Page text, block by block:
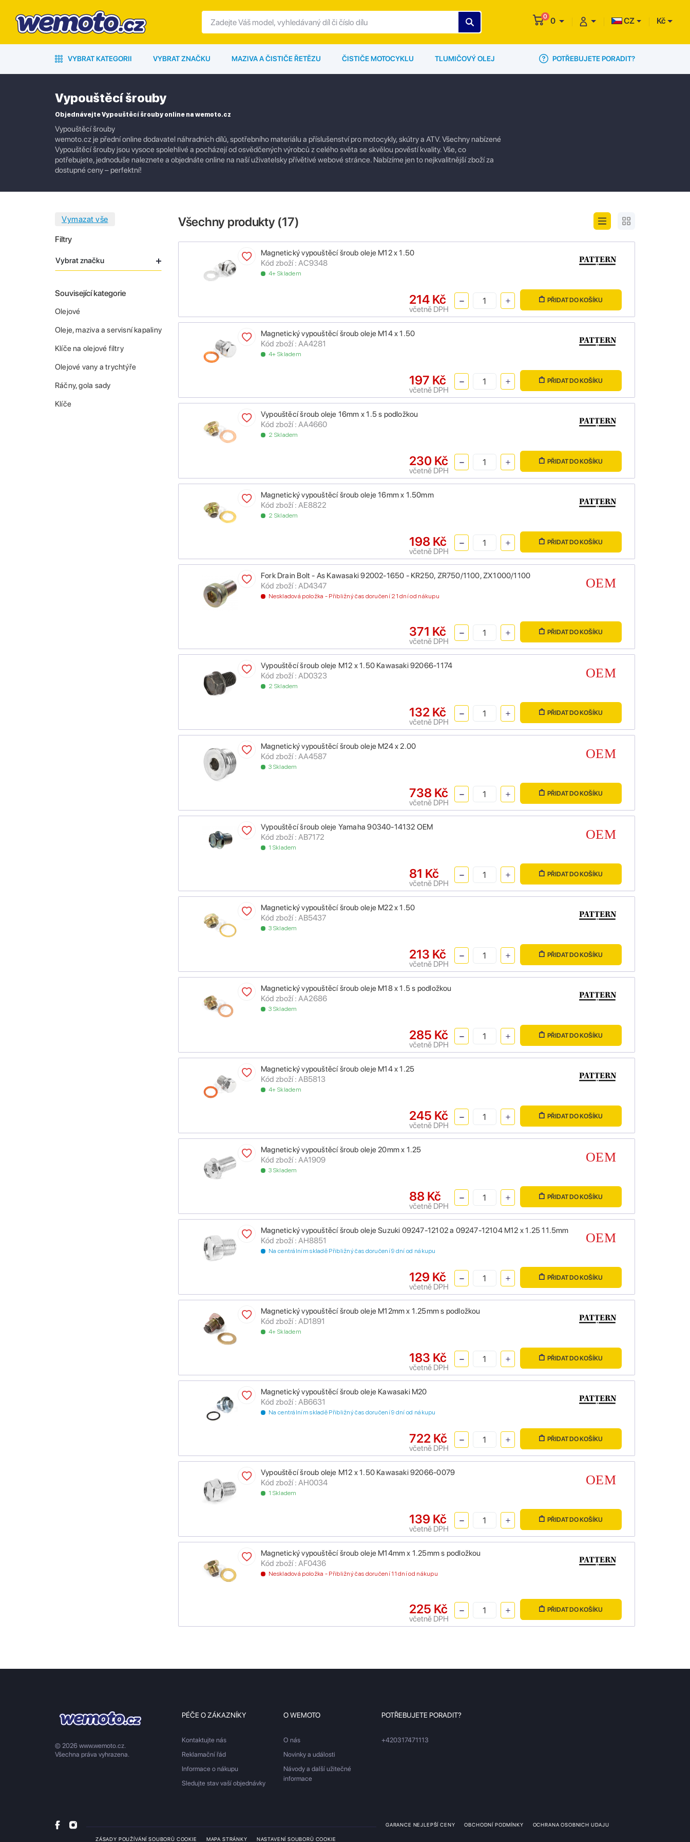
0 0 CZ Kč
VYBRAT KATEGORII VYBRAT ZNAČKU MAZIVA A ČISTIČE ŘETĚZU ČISTIČE MOTOCYKLU TLUMIČOVÝ OLEJ POTŘEBUJETE PORADIT?
Vypouštěcí šrouby
Objednávejte Vypouštěcí šrouby online na wemoto.cz
Vypouštěcí šrouby
wemoto.cz je přední online dodavatel náhradních dílů, spotřebního materiálu a příslušenství pro motocykly, skútry a ATV. Všechny nabízené
Vypouštěcí šrouby jsou vysoce spolehlivé a pocházejí od osvědčených výrobců z celého světa se skvělou pověstí kvality. Vše, co
potřebujete, jednoduše naleznete a objednáte online na naší uživatelsky přívětivé webové stránce. Nabízíme jen to nejkvalitnější zboží za
dostupné ceny – perfektní!
Filtry
Vybrat značku
Související kategorie
Olejové
Oleje, maziva a servisní kapaliny
Klíče na olejové filtry
Olejové vany a trychtýře
Ráčny, gola sady
Klíče
Všechny produkty (17)
Magnetický vypouštěcí šroub oleje M12 x 1.50
Kód zboží : AC9348
4+ Skladem
214 Kč
včetně DPH
PŘIDAT DO KOŠÍKU
Magnetický vypouštěcí šroub oleje M14 x 1.50
Kód zboží : AA4281
4+ Skladem
197 Kč
včetně DPH
PŘIDAT DO KOŠÍKU
Vypouštěcí šroub oleje 16mm x 1.5 s podložkou
Kód zboží : AA4660
2 Skladem
230 Kč
včetně DPH
PŘIDAT DO KOŠÍKU
Magnetický vypouštěcí šroub oleje 16mm x 1.50mm
Kód zboží : AE8822
2 Skladem
198 Kč
včetně DPH
PŘIDAT DO KOŠÍKU
Fork Drain Bolt - As Kawasaki 92002-1650 - KR250, ZR750/1100, ZX1000/1100
Kód zboží : AD4347
Neskladová položka - Přibližný čas doručení 21 dní od nákupu
371 Kč
včetně DPH
PŘIDAT DO KOŠÍKU
Vypouštěcí šroub oleje M12 x 1.50 Kawasaki 92066-1174
Kód zboží : AD0323
2 Skladem
132 Kč
včetně DPH
PŘIDAT DO KOŠÍKU
Magnetický vypouštěcí šroub oleje M24 x 2.00
Kód zboží : AA4587
3 Skladem
738 Kč
včetně DPH
PŘIDAT DO KOŠÍKU
Vypouštěcí šroub oleje Yamaha 90340-14132 OEM
Kód zboží : AB7172
1 Skladem
81 Kč
včetně DPH
PŘIDAT DO KOŠÍKU
Magnetický vypouštěcí šroub oleje M22 x 1.50
Kód zboží : AB5437
3 Skladem
213 Kč
včetně DPH
PŘIDAT DO KOŠÍKU
Magnetický vypouštěcí šroub oleje M18 x 1.5 s podložkou
Kód zboží : AA2686
3 Skladem
285 Kč
včetně DPH
PŘIDAT DO KOŠÍKU
Magnetický vypouštěcí šroub oleje M14 x 1.25
Kód zboží : AB5813
4+ Skladem
245 Kč
včetně DPH
PŘIDAT DO KOŠÍKU
Magnetický vypouštěcí šroub oleje 20mm x 1.25
Kód zboží : AA1909
3 Skladem
88 Kč
včetně DPH
PŘIDAT DO KOŠÍKU
Magnetický vypouštěcí šroub oleje Suzuki 09247-12102 a 09247-12104 M12 x 1.25 11.5mm
Kód zboží : AH8851
Na centrálním skladě Přibližný čas doručení 9 dní od nákupu
129 Kč
včetně DPH
PŘIDAT DO KOŠÍKU
Magnetický vypouštěcí šroub oleje M12mm x 1.25mm s podložkou
Kód zboží : AD1891
4+ Skladem
183 Kč
včetně DPH
PŘIDAT DO KOŠÍKU
Magnetický vypouštěcí šroub oleje Kawasaki M20
Kód zboží : AB6631
Na centrálním skladě Přibližný čas doručení 9 dní od nákupu
722 Kč
včetně DPH
PŘIDAT DO KOŠÍKU
Vypouštěcí šroub oleje M12 x 1.50 Kawasaki 92066-0079
Kód zboží : AH0034
1 Skladem
139 Kč
včetně DPH
PŘIDAT DO KOŠÍKU
Magnetický vypouštěcí šroub oleje M14mm x 1.25mm s podložkou
Kód zboží : AF0436
Neskladová položka - Přibližný čas doručení 11 dní od nákupu
225 Kč
včetně DPH
PŘIDAT DO KOŠÍKU
© 2026 www.wemoto.cz.
Všechna práva vyhrazena.
PÉČE O ZÁKAZNÍKY
Kontaktujte nás
Reklamační řád
Informace o nákupu
Sledujte stav vaší objednávky
O WEMOTO
O nás
Novinky a události
Návody a další užitečné
informace
POTŘEBUJETE PORADIT?
+420317471113
GARANCE NEJLEPŠÍ CENY OBCHODNÍ PODMÍNKY OCHRANA OSOBNICH UDAJU
ZÁSADY POUŽÍVÁNÍ SOUBORŮ COOKIE MAPA STRÁNKY NASTAVENÍ SOUBORŮ COOKIE